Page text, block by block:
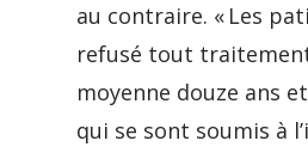
au contraire. « Les
refusé tout
moyenne douze ans
qui se sont soumis à